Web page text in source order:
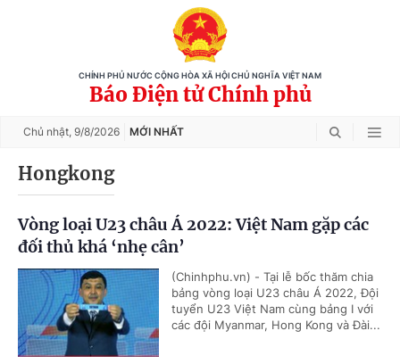
CHÍNH PHỦ NƯỚC CỘNG HÒA XÃ HỘI CHỦ NGHĨA VIỆT NAM
Báo Điện tử Chính phủ
Chủ nhật, 9/8/2026 MỚI NHẤT
Hongkong
Vòng loại U23 châu Á 2022: Việt Nam gặp các
đối thủ khá ‘nhẹ cân’
(Chinhphu.vn) - Tại lễ bốc thăm chia
bảng vòng loại U23 châu Á 2022, Đội
tuyển U23 Việt Nam cùng bảng I với
các đội Myanmar, Hong Kong và Đài...